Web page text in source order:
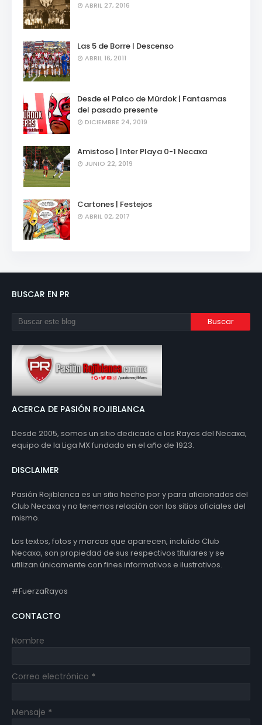
ABRIL 27, 2016
Las 5 de Borre | Descenso
ABRIL 16, 2011
Desde el Palco de Mürdok | Fantasmas
del pasado presente
DICIEMBRE 24, 2019
Amistoso | Inter Playa 0-1 Necaxa
JUNIO 22, 2019
Cartones | Festejos
ABRIL 02, 2017
BUSCAR EN PR
ACERCA DE PASIÓN ROJIBLANCA
Desde 2005, somos un sitio dedicado a los Rayos del Necaxa,
equipo de la Liga MX fundado en el año de 1923.
DISCLAIMER
Pasión Rojiblanca es un sitio hecho por y para aficionados del
Club Necaxa y no tenemos relación con los sitios oficiales del
mismo.
Los textos, fotos y marcas que aparecen, incluído Club
Necaxa, son propiedad de sus respectivos titulares y se
utilizan únicamente con fines informativos e ilustrativos.
#FuerzaRayos
CONTACTO
Nombre
Correo electrónico *
Mensaje *